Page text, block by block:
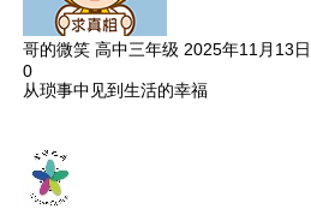
哥的微笑 高中三年级 2025年11月13日
0
从琐事中见到生活的幸福